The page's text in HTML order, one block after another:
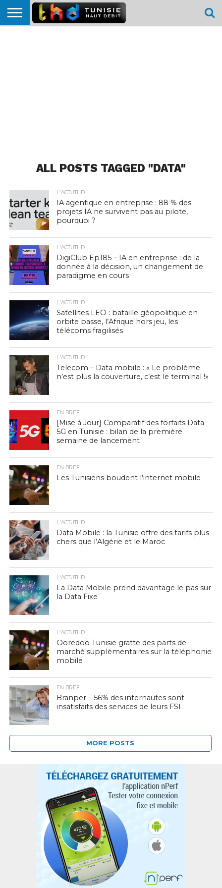
ALL POSTS TAGGED "DATA"
L'ACTUTHD
IA agentique en entreprise : 88 % des
projets IA ne survivent pas au pilote,
pourquoi ?
L'ACTUTHD
DigiClub Ep185 – IA en entreprise : de la
donnée à la décision, un changement de
paradigme en cours
L'ACTUTHD
Satellites LEO : bataille géopolitique en
orbite basse, l’Afrique hors jeu, les
télécoms fragilisés
L'ACTUTHD
Telecom – Data mobile : « Le problème
n’est plus la couverture, c’est le terminal !»
EN BREF
[Mise à Jour] Comparatif des forfaits Data
5G en Tunisie : bilan de la première
semaine de lancement
EN BREF
Les Tunisiens boudent l’internet mobile
L'ACTUTHD
Data Mobile : la Tunisie offre des tarifs plus
chers que l’Algérie et le Maroc
L'ACTUTHD
La Data Mobile prend davantage le pas sur
la Data Fixe
L'ACTUTHD
Ooredoo Tunisie gratte des parts de
marché supplémentaires sur la téléphonie
mobile
EN BREF
Branper – 56% des internautes sont
insatisfaits des services de leurs FSI
MORE POSTS